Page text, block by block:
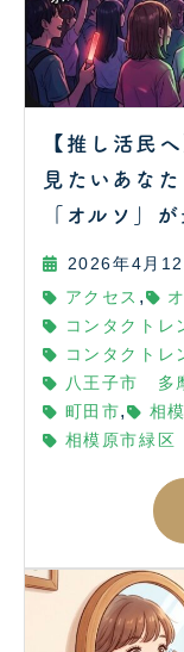
【推し活民
見たいあな
「オルソ」
2026年4月12
アクセス ,
コンタクトレ
コンタクトレ
八王子市 多
町田市, 相
相模原市緑